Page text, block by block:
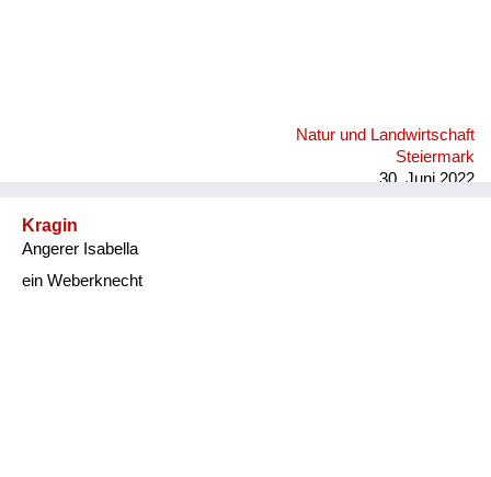
Natur und Landwirtschaft
Steiermark
30. Juni 2022
Kragin
Angerer Isabella
ein Weberknecht